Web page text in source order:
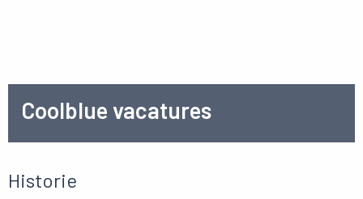
Coolblue vacatures
Historie